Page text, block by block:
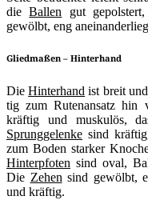
dieBal­len gut
gewölbt, eng
Gliedmaßen – Hinterhand
DieHin­ter­hand ist breit
tig zum Ruten­an­satz hin
kräf­tig und mus­ku­lös,
Sprung­ge­len­ke sind
zum Boden star­ker
Hin­ter­pfo­ten sind oval,
Die Zehensind gewölbt,
und kräftig.